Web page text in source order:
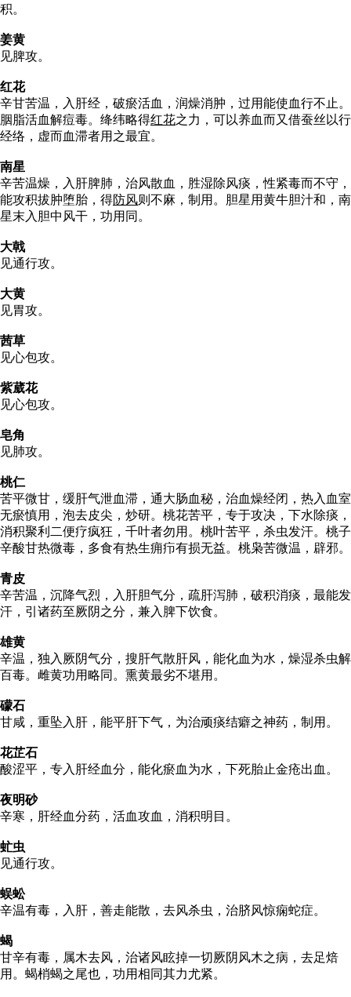
积。
姜黄
见脾攻。
红花
辛甘苦温，入肝经，破瘀活血，润燥消肿，过用能使血行不止。
胭脂活血解痘毒。绛纬略得红花之力，可以养血而又借蚕丝以行
经络，虚而血滞者用之最宜。
南星
辛苦温燥，入肝脾肺，治风散血，胜湿除风痰，性紧毒而不守，
能攻积拔肿堕胎，得防风则不麻，制用。胆星用黄牛胆汁和，南
星末入胆中风干，功用同。
大戟
见通行攻。
大黄
见胃攻。
茜草
见心包攻。
紫葳花
见心包攻。
皂角
见肺攻。
桃仁
苦平微甘，缓肝气泄血滞，通大肠血秘，治血燥经闭，热入血室
无瘀慎用，泡去皮尖，炒研。桃花苦平，专于攻决，下水除痰，
消积聚利二便疗疯狂，千叶者勿用。桃叶苦平，杀虫发汗。桃子
辛酸甘热微毒，多食有热生痈疖有损无益。桃枭苦微温，辟邪。
青皮
辛苦温，沉降气烈，入肝胆气分，疏肝泻肺，破积消痰，最能发
汗，引诸药至厥阴之分，兼入脾下饮食。
雄黄
辛温，独入厥阴气分，搜肝气散肝风，能化血为水，燥湿杀虫解
百毒。雌黄功用略同。熏黄最劣不堪用。
礞石
甘咸，重坠入肝，能平肝下气，为治顽痰结癖之神药，制用。
花芷石
酸涩平，专入肝经血分，能化瘀血为水，下死胎止金疮出血。
夜明砂
辛寒，肝经血分药，活血攻血，消积明目。
虻虫
见通行攻。
蜈蚣
辛温有毒，入肝，善走能散，去风杀虫，治脐风惊痫蛇症。
蝎
甘辛有毒，属木去风，治诸风眩掉一切厥阴风木之病，去足焙
用。蝎梢蝎之尾也，功用相同其力尤紧。